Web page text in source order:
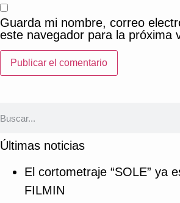
Guarda mi nombre, correo
este navegador para la próxima
Últimas noticias
El cortometraje “SOLE” ya
FILMIN